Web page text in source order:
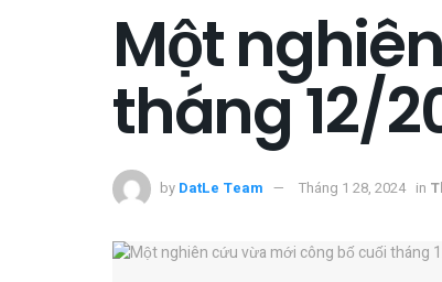
Một
tháng 12/
by DatLe Team Tháng 1 28, 2024 in